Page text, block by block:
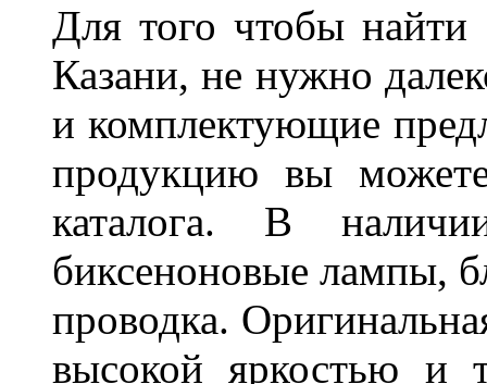
Для того чтобы
Казани, не нужно
и комплектующие
продукцию вы
каталога. В
биксеноновые лампы,
проводка.
высокой яркостью и